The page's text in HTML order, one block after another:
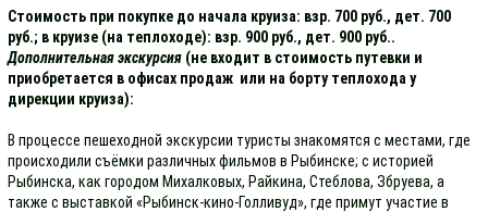
Стоимость при покупке до начала круиза: взр. 700 руб., дет. 700
руб.; в круизе (на теплоходе): взр. 900 руб., дет. 900 руб..
Дополнительная экскурсия (не входит в стоимость путевки и
приобретается в офисах продаж или на борту теплохода у
дирекции круиза):
В процессе пешеходной экскурсии туристы знакомятся с местами, где
происходили съёмки различных фильмов в Рыбинске; с историей
Рыбинска, как городом Михалковых, Райкина, Стеблова, Збруева, а
также с выставкой «Рыбинск-кино-Голливуд», где примут участие в